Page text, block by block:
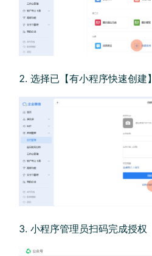
选择已【有小程序快速创建】
小程序管理员扫码完成授权